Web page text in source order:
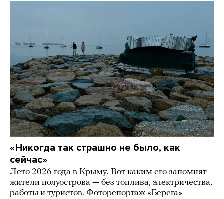
«Никогда так страшно не было, как
сейчас»
Лето 2026 года в Крыму. Вот каким его запомнят
жители полуострова — без топлива, электричества,
работы и туристов. Фоторепортаж «Берега»